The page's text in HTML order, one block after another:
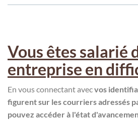
Vous êtes salarié
entreprise en
En vous connectant avecvos
figurent sur les courriers adressés
pouvez accéder à l'état